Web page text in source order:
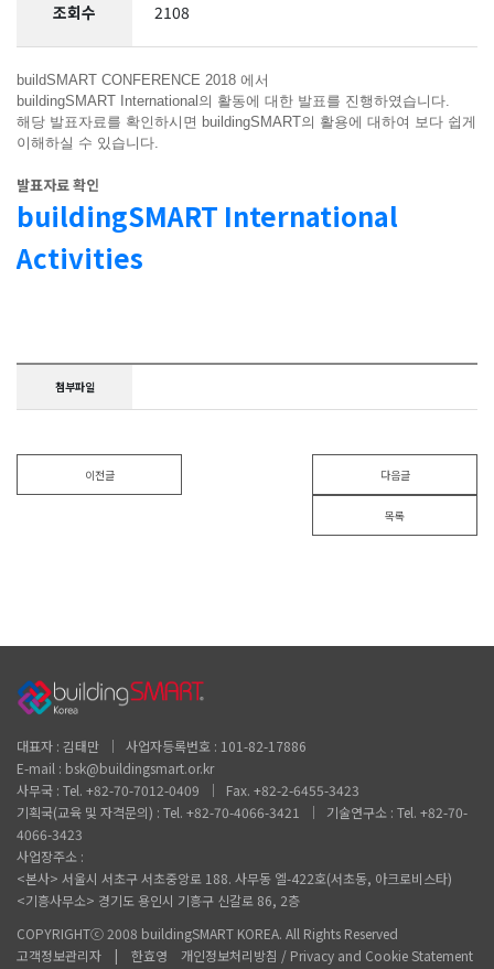
조회수 2108
buildSMART CONFERENCE 2018 에서
buildingSMART International의 활동에 대한 발표를 진행하였습니다.
해당 발표자료를 확인하시면 buildingSMART의 활용에 대하여 보다 쉽게
이해하실 수 있습니다.
발표자료 확인
buildingSMART International
Activities
첨부파일
이전글 다음글
목록
대표자 : 김태만 │ 사업자등록번호 : 101-82-17886
E-mail : bsk@buildingsmart.or.kr
사무국 : Tel. +82-70-7012-0409 │ Fax. +82-2-6455-3423
기획국(교육 및 자격문의) : Tel. +82-70-4066-3421 │ 기술연구소 : Tel. +82-70-
4066-3423
사업장주소 :
<본사> 서울시 서초구 서초중앙로 188. 사무동 엘-422호(서초동, 아크로비스타)
<기흥사무소> 경기도 용인시 기흥구 신갈로 86, 2층
COPYRIGHTⓒ 2008 buildingSMART KOREA. All Rights Reserved
고객정보관리자 | 한효영 개인정보처리방침 / Privacy and Cookie Statement